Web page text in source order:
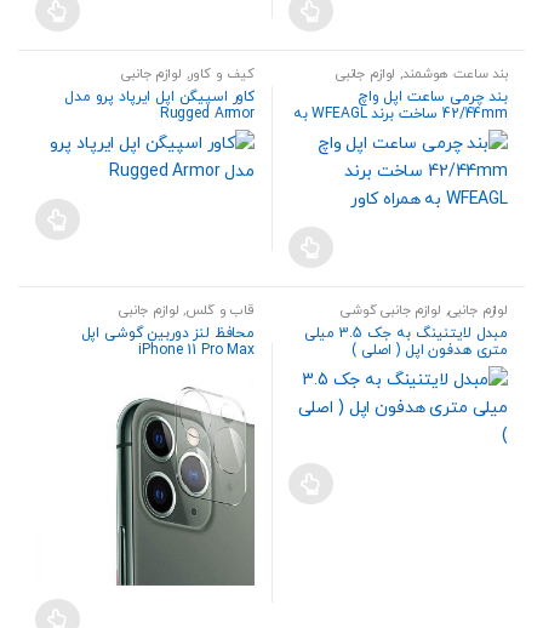
بند ساعت هوشمند, لوازم جانبی
بند چرمی ساعت اپل واچ
42/44mm ساخت برند WFEAGL به
همراه کاور
کیف و کاور, لوازم جانبی
کاور اسپیگن اپل ایرپاد پرو مدل
Rugged Armor
لوازم جانبی, لوازم جانبی گوشی
مبدل لایتنینگ به جک 3.5 میلی
متری هدفون اپل ( اصلی )
قاب و گلس, لوازم جانبی
محافظ لنز دوربین گوشی اپل
iPhone 11 Pro Max